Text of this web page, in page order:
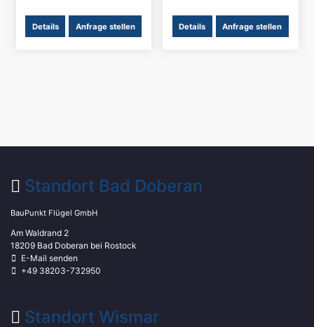
Details Anfrage stellen Details Anfrage stellen
Standort Bad Doberan
BauPunkt Flügel GmbH
Am Waldrand 2
18209 Bad Doberan bei Rostock
E-Mail senden
+49 38203-732950
Standort Wismar